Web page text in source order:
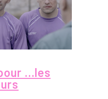
…les